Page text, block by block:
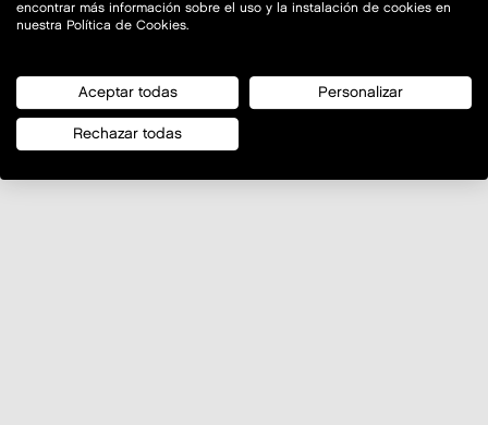
encontrar más información sobre el uso y la instalación de cookies en
nuestra Política de Cookies.
Aceptar todas Personalizar
Rechazar todas